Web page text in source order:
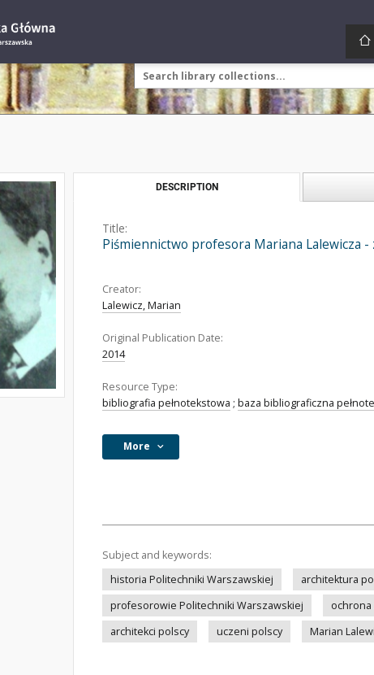
DESCRIPTION
Title:
Piśmiennictwo profesora Mariana Lalewicza
Creator:
Lalewicz, Marian
Original Publication Date:
2014
Resource Type:
bibliografia pełnotekstowa ; baza bibliograficzna
More
Subject and keywords:
historia Politechniki Warszawskiej
architektura
profesorowie Politechniki Warszawskiej
architekci polscy
uczeni polscy Marian